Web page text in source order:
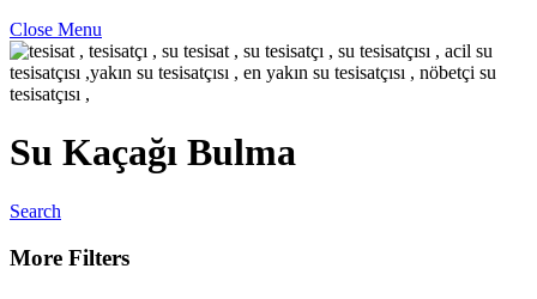
Close Menu
Su Kaçağı Bulma
Search
More Filters